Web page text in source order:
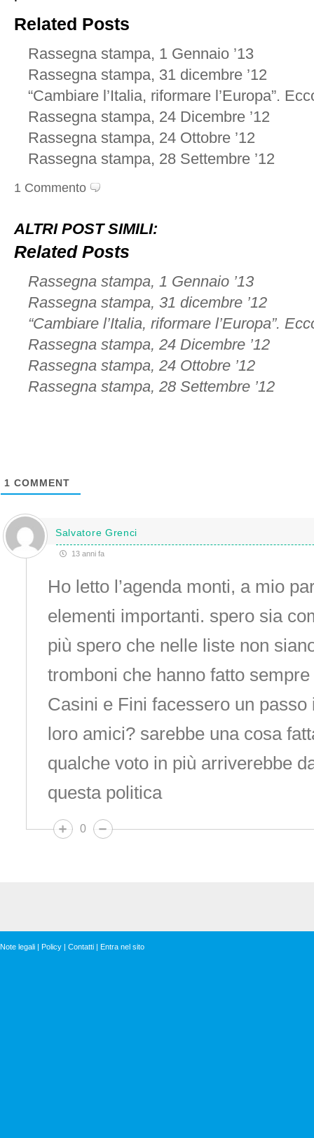
Related Posts
Rassegna stampa, 1 Gennaio ’13
Rassegna stampa, 31 dicembre ’12
“Cambiare l’Italia, riformare l’Europa”.
Rassegna stampa, 24 Dicembre ’12
Rassegna stampa, 24 Ottobre ’12
Rassegna stampa, 28 Settembre ’12
1 Commento
ALTRI POST SIMILI:
Related Posts
Rassegna stampa, 1 Gennaio ’13
Rassegna stampa, 31 dicembre ’12
“Cambiare l’Italia, riformare l’Europa”.
Rassegna stampa, 24 Dicembre ’12
Rassegna stampa, 24 Ottobre ’12
Rassegna stampa, 28 Settembre ’12
1 COMMENT
Salvatore Grenci
13 anni fa
Ho letto l’agenda monti, a mio
elementi importanti. spero sia
più spero che nelle liste non
tromboni che hanno fatto
Casini e Fini facessero un
loro amici? sarebbe una cosa
qualche voto in più arriverebbe
questa politica
0
Note legali | Policy | Contatti | Entra nel sito